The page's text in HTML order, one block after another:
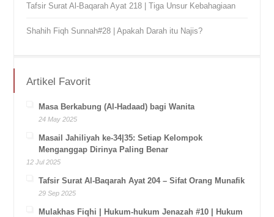
Tafsir Surat Al-Baqarah Ayat 218 | Tiga Unsur Kebahagiaan
Shahih Fiqh Sunnah#28 | Apakah Darah itu Najis?
Artikel Favorit
Masa Berkabung (Al-Hadaad) bagi Wanita
24 May 2025
Masail Jahiliyah ke-34|35: Setiap Kelompok
Menganggap Dirinya Paling Benar
12 Jul 2025
Tafsir Surat Al-Baqarah Ayat 204 – Sifat Orang Munafik
29 Sep 2025
Mulakhas Fiqhi | Hukum-hukum Jenazah #10 | Hukum